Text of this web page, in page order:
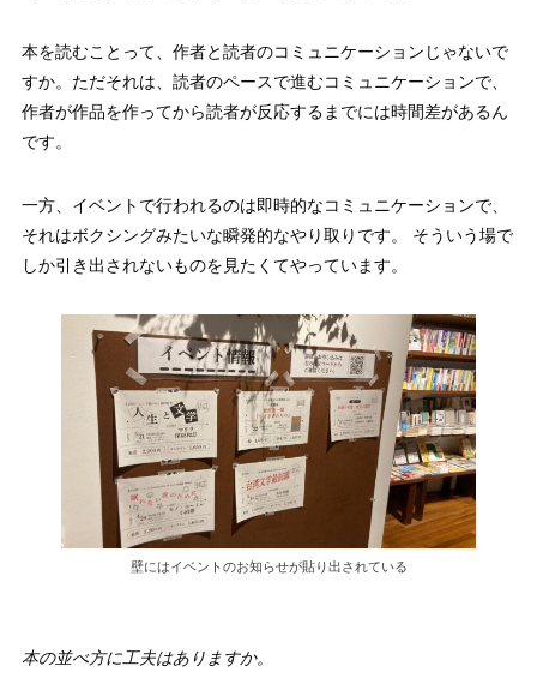
本を読むことって、作者と読者のコミュニケーションじゃないで
すか。ただそれは、読者のペースで進むコミュニケーションで、
作者が作品を作ってから読者が反応するまでには時間差があるん
です。
一方、イベントで行われるのは即時的なコミュニケーションで、
それはボクシングみたいな瞬発的なやり取りです。 そういう場で
しか引き出されないものを見たくてやっています。
壁にはイベントのお知らせが貼り出されている
本の並べ方に工夫はありますか。